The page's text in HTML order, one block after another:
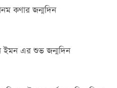
কণার জন্মদিন
ইমন এর শুভ জন্মদিন